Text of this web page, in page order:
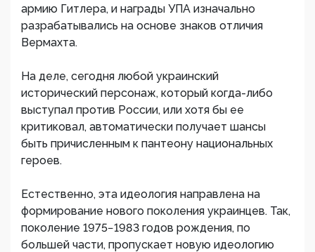
армию Гитлера, и награды УПА изначально
разрабатывались на основе знаков отличия
Вермахта.
На деле, сегодня любой украинский
исторический персонаж, который когда-либо
выступал против России, или хотя бы ее
критиковал, автоматически получает шансы
быть причисленным к пантеону национальных
героев.
Естественно, эта идеология направлена на
формирование нового поколения украинцев. Так,
поколение 1975−1983 годов рождения, по
большей части, пропускает новую идеологию